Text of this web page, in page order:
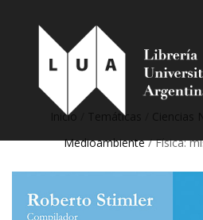
Inicio Temáticas
Medioambiente/ Física: